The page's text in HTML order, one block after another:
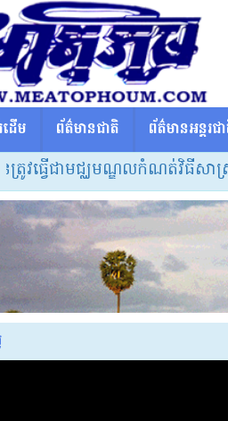
ដើម ព័ត៌មានជាតិ ព័ត៌មានអន្តរជ
ាមជ្ឈមណ្ឌលកំណត់វិធីសាស្ត្របង្